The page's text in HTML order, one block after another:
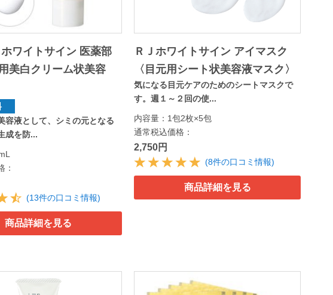
ワイトサイン 医薬部
美白クリーム状美容
容液として、シミの元となる
成を防...
：
(13件の口コミ情報)
商品詳細を見る
ＲＪホワイトサイン アイマスク
〈目元用シート状美容液マスク〉
気になる目元ケアのためのシートマスクで
す。週１～２回の使...
内容量：1包2枚×5包
通常税込価格：
2,750円
(8件の口コミ情報)
商品詳細を見る